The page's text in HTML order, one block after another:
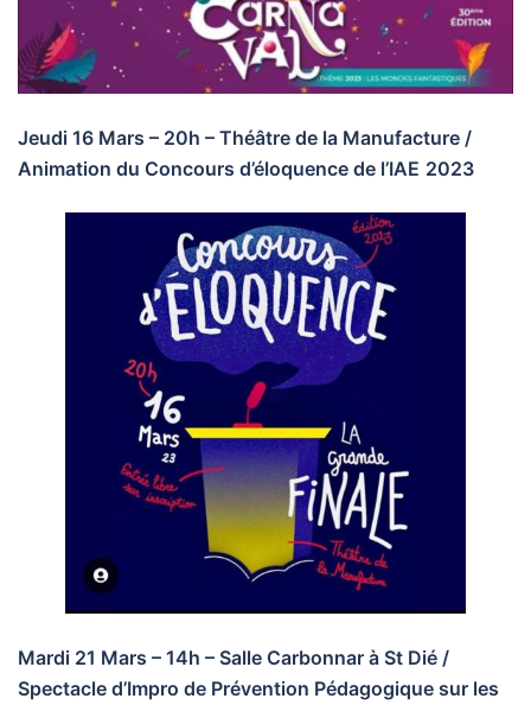
Jeudi 16 Mars – 20h – Théâtre de la Manufacture /
Animation du Concours d’éloquence de l’IAE 2023
Mardi 21 Mars – 14h – Salle Carbonnar à St Dié /
Spectacle d’Impro de Prévention Pédagogique sur les